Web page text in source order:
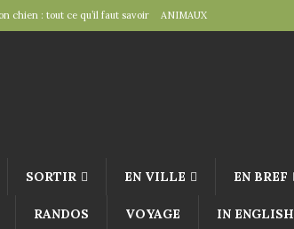
chien : tout ce qu’il faut savoir ANIMAUX
par excellence
donc dîner ce soir ! »
SORTIR EN VILLE EN BREF
RANDOS VOYAGE IN ENGLISH